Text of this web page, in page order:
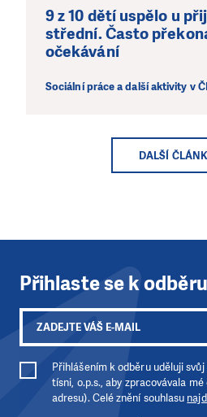
9 z 10 dětí uspělo u
střední. Často
očekávání
Sociální práce a další aktivity v
DALŠÍ
Přihlaste se k
Přihlášením k odběru uděluji
tísni, o.p.s., aby zpracovávala
adresu). Celé znění souhlasu